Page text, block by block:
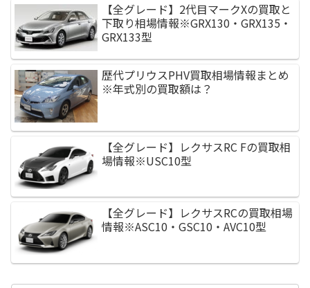
【全グレード】2代目マークXの買取と
下取り相場情報※GRX130・GRX135・
GRX133型
歴代プリウスPHV買取相場情報まとめ
※年式別の買取額は？
【全グレード】レクサスRC Fの買取相
場情報※USC10型
【全グレード】レクサスRCの買取相場
情報※ASC10・GSC10・AVC10型